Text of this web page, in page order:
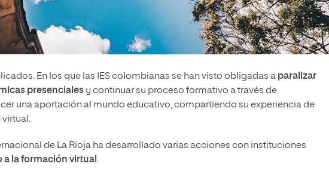
En los que las IES colombianas se han visto obligadas a paralizar
presenciales y continuar su proceso formativo a través de
una aportación al mundo educativo, compartiendo su experiencia de
virtual.
de La Rioja ha desarrollado varias acciones con instituciones
a la formación virtual .